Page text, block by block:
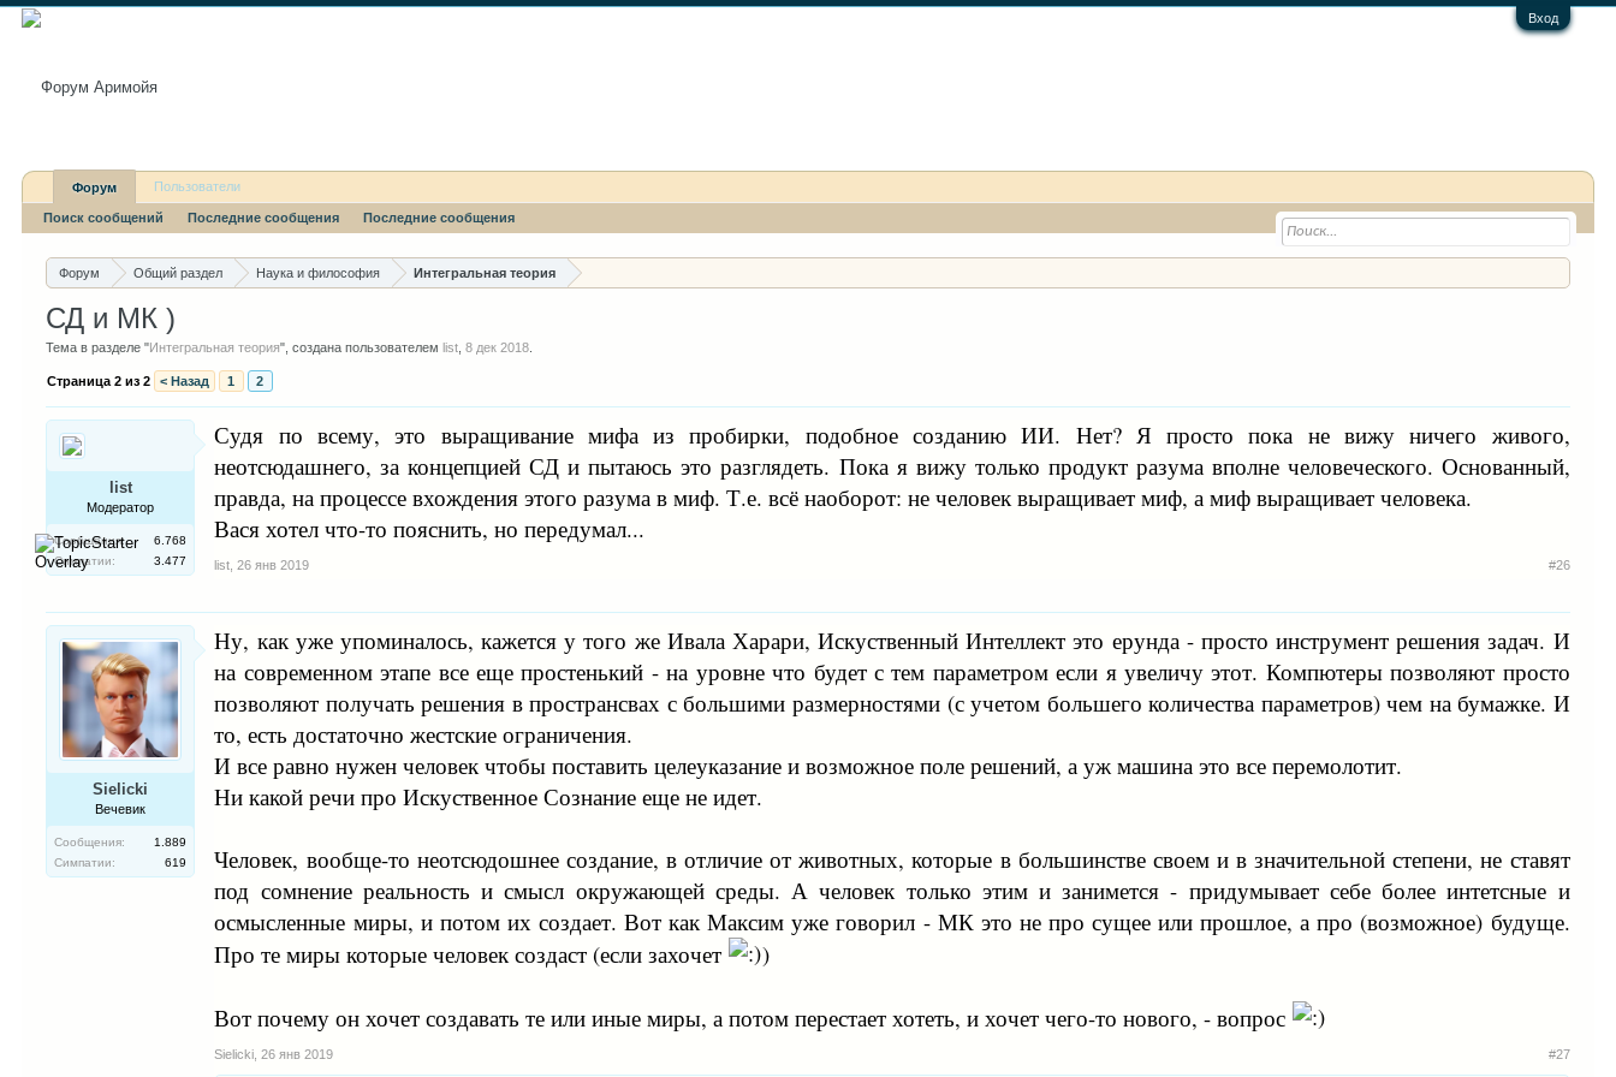
Вход
Форум Общий раздел Наука и философия Интегральная теория
СД и МК )
Тема в разделе "Интегральная теория", создана пользователемlist ,8 дек 2018
Страница 2 из 2 < Назад 1 2
list
Модератор
Сообщения:
6.768
Симпатии:
3.477
Судя по всему, это выращивание мифа из пробирки, подобное созданию ИИ. Нет? Я просто пока не вижу ничего живого,
неотсюдашнего, за концепцией СД и пытаюсь это разглядеть. Пока я вижу только продукт разума вполне человеческого. Основанный,
правда, на процессе вхождения этого разума в миф. Т.е. всё наоборот: не человек выращивает миф, а миф выращивает человека.
Вася хотел что-то пояснить, но передумал...
list 26 янв 2019 #26
Sielicki
Вечевик
Сообщения:
1.889
Симпатии:
619
Ну, как уже упоминалось, кажется у того же Ивала Харари, Искуственный Интеллект это ерунда - просто инструмент решения задач. И
на современном этапе все еще простенький - на уровне что будет с тем параметром если я увеличу этот. Компютеры позволяют просто
позволяют получать решения в пространсвах с большими размерностями (с учетом большего количества параметров) чем на бумажке. И
то, есть достаточно жестские ограничения.
И все равно нужен человек чтобы поставить целеуказание и возможное поле решений, а уж машина это все перемолотит.
Ни какой речи про Искуственное Сознание еще не идет.
Человек, вообще-то неотсюдошнее создание, в отличие от животных, которые в большинстве своем и в значительной степени, не ставят
под сомнение реальность и смысл окружающей среды. А человек только этим и занимется - придумывает себе более интетсные и
осмысленные миры, и потом их создает. Вот как Максим уже говорил - МК это не про сущее или прошлое, а про (возможное) будуще.
Про те миры которые человек создаст (если захочет
)
Вот почему он хочет создавать те или иные миры, а потом перестает хотеть, и хочет чего-то нового, - вопрос
Sielicki 26 янв 2019 #27
Форум
Поиск сообщений Последние сообщения Последние сообщения
Пользователи